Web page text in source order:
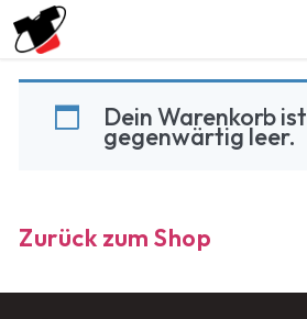
Dein Warenkorb ist
gegenwärtig leer.
Zurück zum Shop